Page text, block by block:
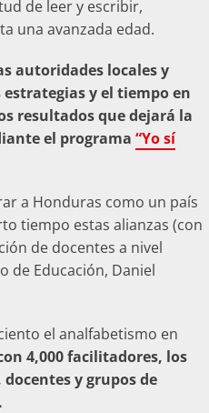
de leer y escribir,
una avanzada edad.
autoridades locales y
y el tiempo en
resultados que dejará la
el programa “Yo sí
a Honduras como un país
tiempo estas alianzas (con
de docentes a nivel
de Educación, Daniel
el analfabetismo en
4,000 facilitadores, los
y grupos de